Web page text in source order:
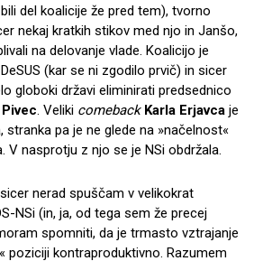
del koalicije že pred tem), tvorno
nekaj kratkih stikov med njo in Janšo,
na delovanje vlade. Koalicijo je
(kar se ni zgodilo prvič) in sicer
globoki državi eliminirati predsednico
. Veliki comeback Karla Erjavca je
pa je ne glede na »načelnost«
V nasprotju z njo se je NSi obdržala.
nerad spuščam v velikokrat
NSi (in, ja, od tega sem že precej
spomniti, da je trmasto vztrajanje
poziciji kontraproduktivno. Razumem